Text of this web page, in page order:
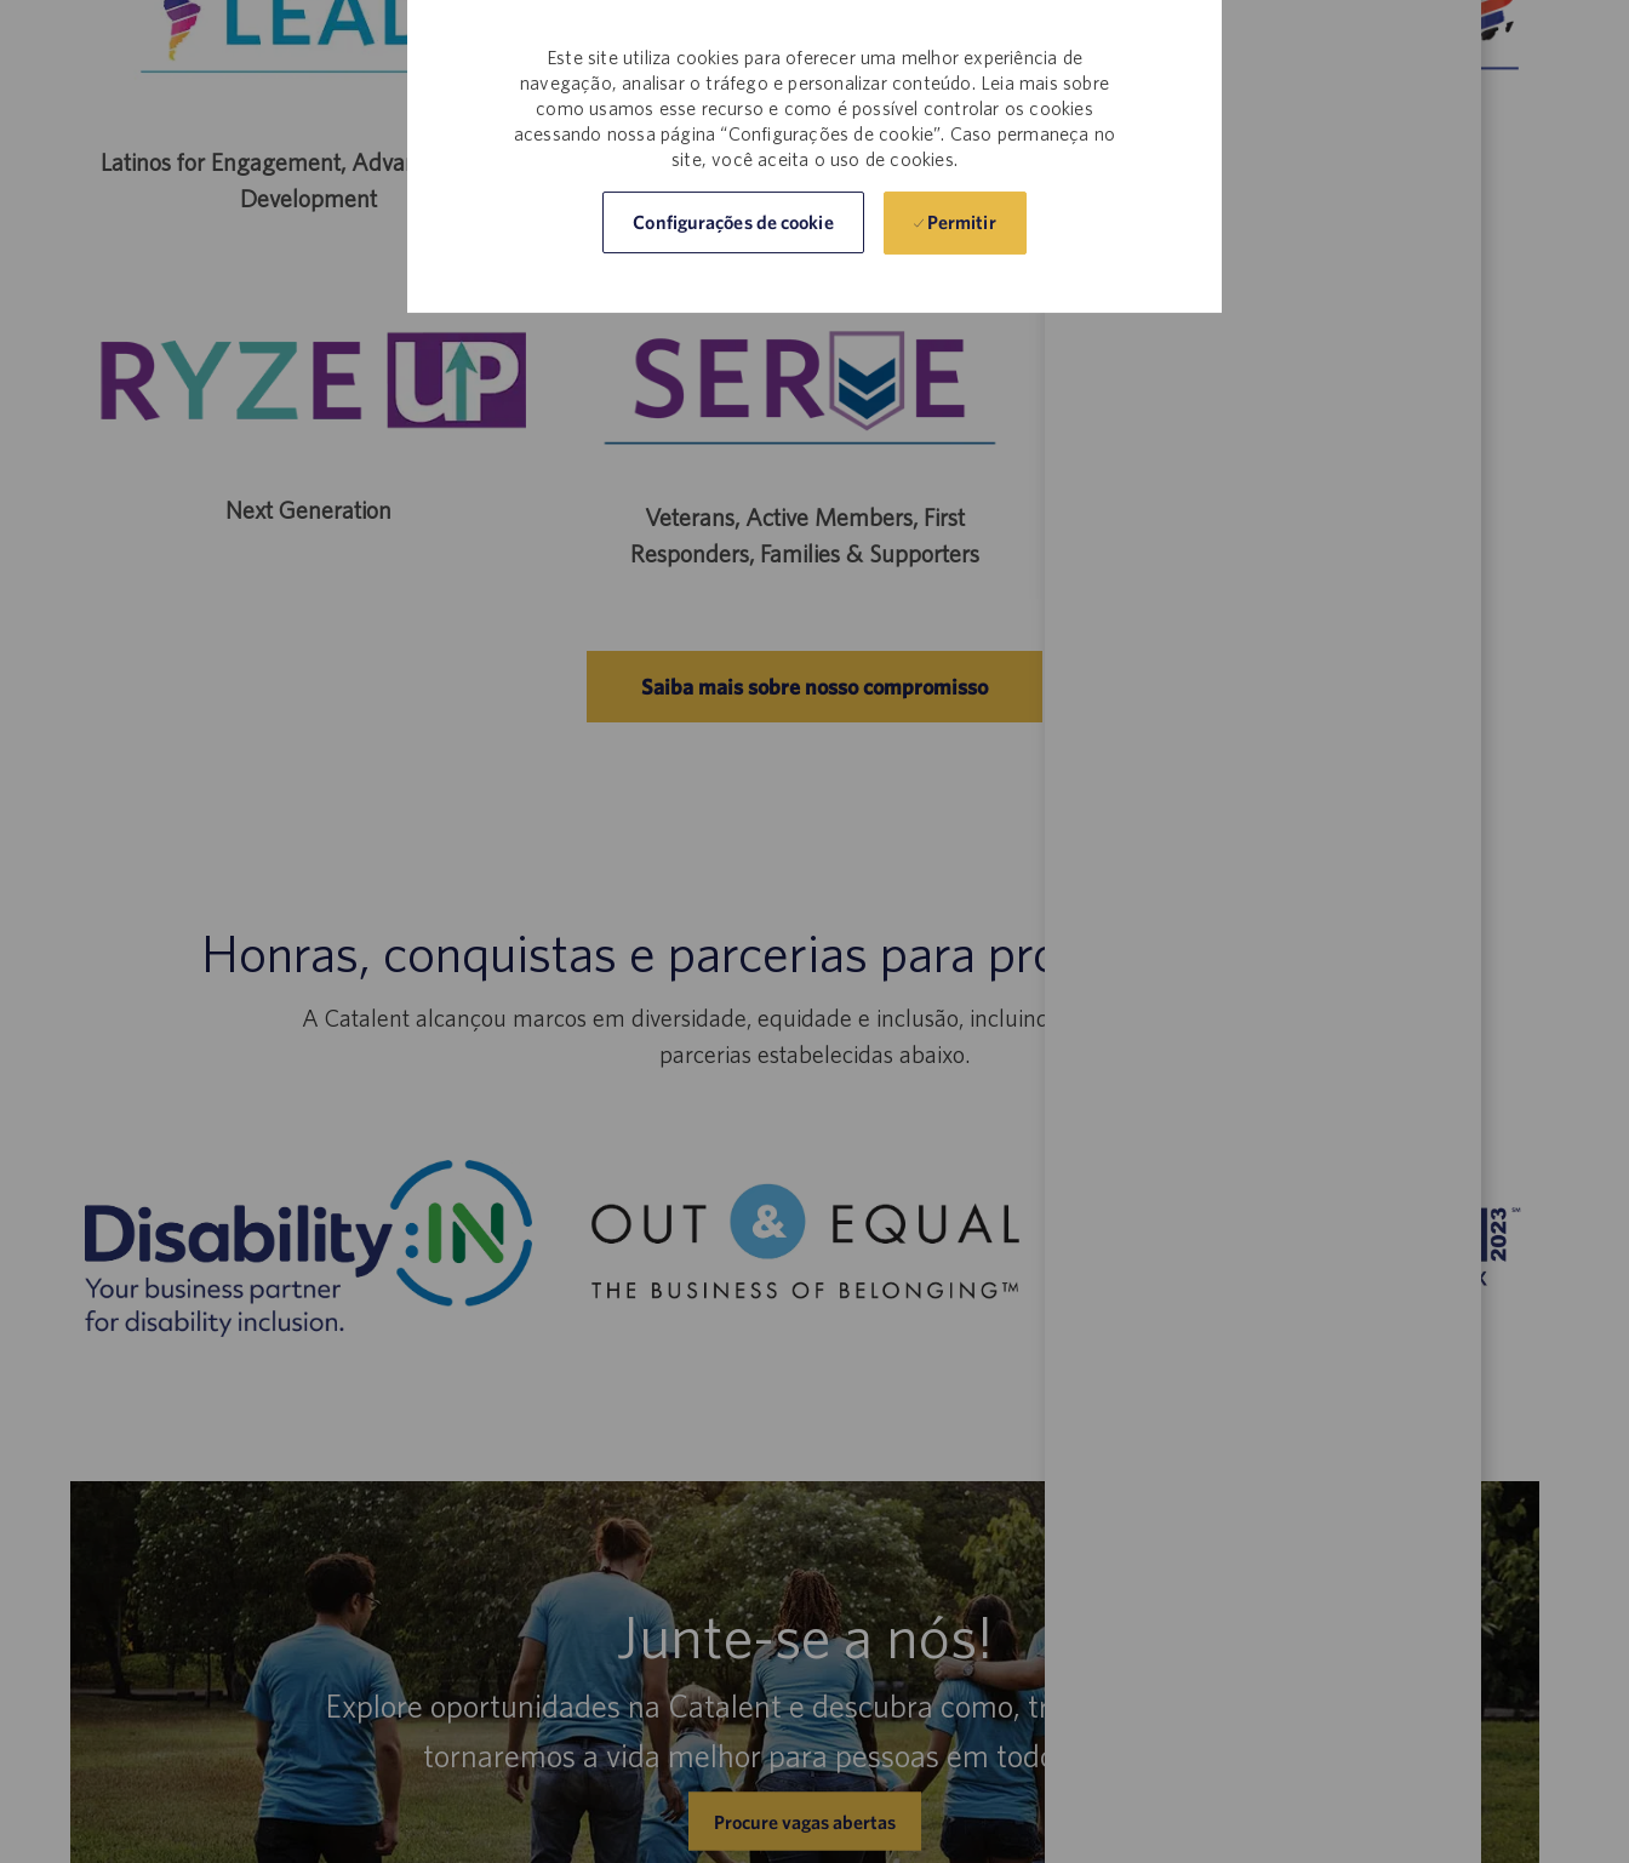
Este site utiliza cookies para oferecer uma melhor experiência de
navegação, analisar o tráfego e personalizar conteúdo. Leia mais sobre
como usamos esse recurso e como é possível controlar os cookies
acessando nossa página “Configurações de cookie”. Caso permaneça no
site, você aceita o uso de cookies.
Configurações de cookie Permitir
Latinos for Engagement, Advancement &
Development
LGBTQ+ Employees and Allies Resource
Next Generation
Veterans, Active Members, First
Responders, Families & Supporters
Saiba mais sobre nosso compromisso
Honras, conquistas e parcerias para promover a inclusão
A Catalent alcançou marcos em diversidade, equidade e inclusão, incluindo os prêmios, certificações e
parcerias estabelecidas abaixo.
Junte-se a nós!
Explore oportunidades na Catalent e descubra como, trabalhando juntos,
tornaremos a vida melhor para pessoas em todo o mundo.
Procure vagas abertas